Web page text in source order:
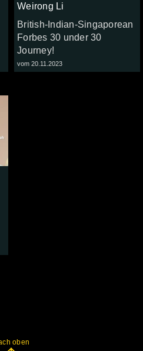
Weirong Li
British-Indian-Singaporean
Forbes 30 under 30
Journey!
vom 20.11.2023
oben